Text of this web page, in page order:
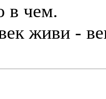
в чем.
живи -